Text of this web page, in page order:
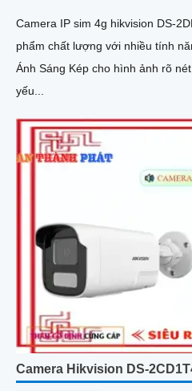
Camera IP sim 4g hikvision DS-
phẩm chất lượng với nhiều tính
Ánh Sáng Kép cho hình ảnh rõ
yếu...
Camera Hikvision DS-